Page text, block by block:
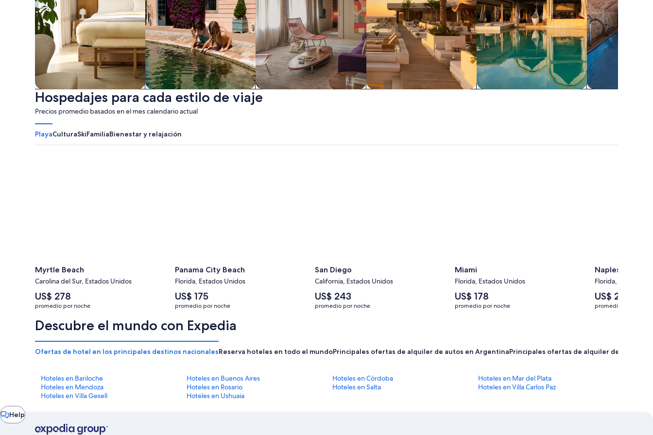
Apart-hoteles Familias Departamentos
Hospedajes para cada estilo de viaje
Precios promedio basados en el mes calendario actual
PlayaCulturaSkiFamiliaBienestar y relajación
Myrtle Beach
Carolina del Sur, Estados Unidos
El
precio
promedio
por
noche
US$ 278
US$ 278
promedio por noche
Panama City Beach
Florida, Estados Unidos
El
precio
promedio
noche
US$ 175
US$ 175
promedio por noche
San Diego
California, Estados Unidos
El
precio
promedio
US$ 243
US$ 243
promedio por noche
Miami
Florida, Estados Unidos
El
precio
promedio
US$ 178
US$ 178
promedio por noche
Naples
Florida, Estados
El
precio
promedio
US$ 258
US$ 258
promedio por noche
Descubre el mundo con Expedia
Ofertas de hotel en los principales destinos nacionalesReserva hoteles en todo el mundoPrincipales ofertas de alquiler de autos en ArgentinaPrincipales ofertas de alquiler de autos
Hoteles en Bariloche Hoteles en Buenos Aires Hoteles en Córdoba
Hoteles en Mar del Plata
Hoteles en Mendoza
Hoteles en Rosario Hoteles en Salta
Hoteles en Villa Carlos Paz
Hoteles en Villa Gesell
Hoteles en Ushuaia
Help
Chat
window